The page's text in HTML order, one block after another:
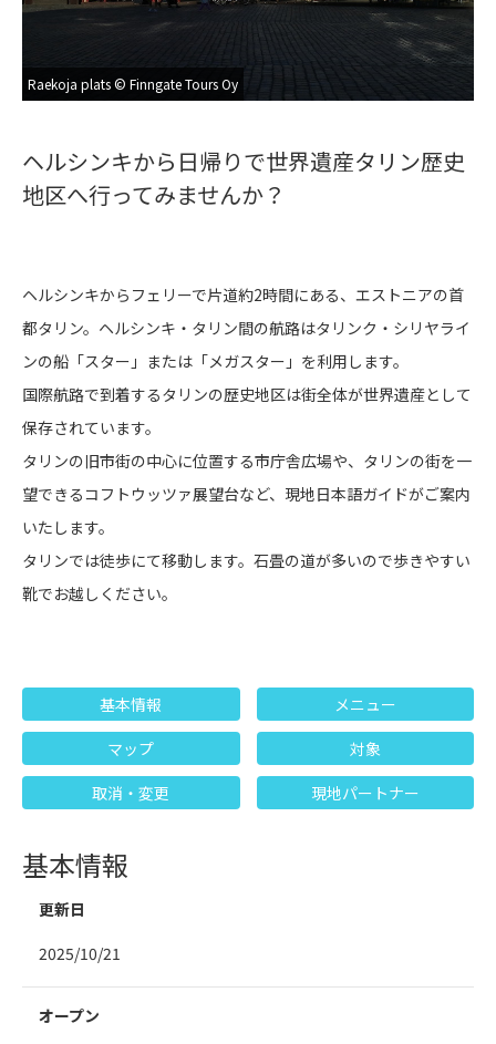
Raekoja plats © Finngate Tours Oy
ヘルシンキから日帰りで世界遺産タリン歴史
地区へ行ってみませんか？
ヘルシンキからフェリーで片道約2時間にある、エストニアの首
都タリン。ヘルシンキ・タリン間の航路はタリンク・シリヤライ
ンの船「スター」または「メガスター」を利用します。
国際航路で到着するタリンの歴史地区は街全体が世界遺産として
保存されています。
タリンの旧市街の中心に位置する市庁舎広場や、タリンの街を一
望できるコフトウッツァ展望台など、現地日本語ガイドがご案内
いたします。
タリンでは徒歩にて移動します。石畳の道が多いので歩きやすい
靴でお越しください。
基本情報
メニュー
マップ
対象
取消・変更
現地パートナー
基本情報
更新日
2025/10/21
オープン